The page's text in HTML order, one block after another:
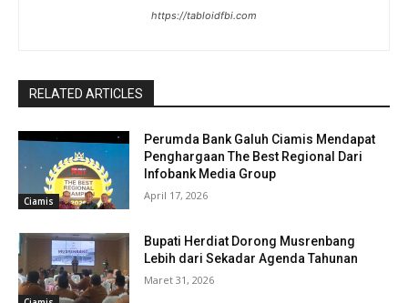
https://tabloidfbi.com
RELATED ARTICLES
Ciamis
Perumda Bank Galuh Ciamis Mendapat
Penghargaan The Best Regional Dari
Infobank Media Group
April 17, 2026
Bupati Herdiat Dorong Musrenbang
Lebih dari Sekadar Agenda Tahunan
Maret 31, 2026